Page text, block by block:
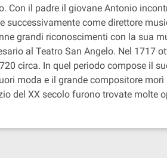
Con il padre il giovane Antonio
successivamente come direttore
grandi riconoscimenti con la sua
al Teatro San Angelo. Nel 1717
circa. In quel periodo compose il
moda e il grande compositore
del XX secolo furono trovate molte